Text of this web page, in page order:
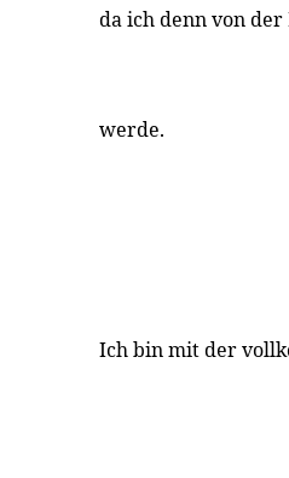
da ich denn von
werde.
Ich bin mit der